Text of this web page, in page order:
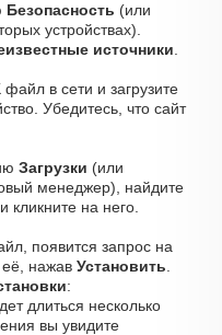
Безопасность (или
устройствах).
источники
в сети и загрузите
Убедитесь, что сайт
Загрузки (или
менеджер), найдите
на него.
появится запрос на
её, нажав Установить
:
длиться несколько
вы увидите